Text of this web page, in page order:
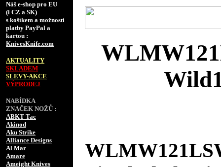
Náš e-shop pro EU
(i CZ a SK)
s košíkem a možností
platby PayPal a
kartou :
KnivesKnife.com
AKTUALITY
SKLADEM
SLEVY-AKCE
VÝPRODEJ
NABÍDKA
ZNAČEK NOŽŮ :
ABKT Tac
Akinod
Aku Strike
Alliance Designs
Al Mar
Amare
Ameight Knives